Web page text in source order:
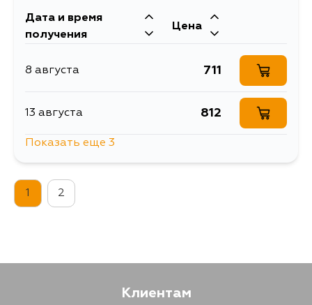
Дата и время
получения
Цена
8 августа 711
13 августа 812
15 августа
Показать еще 3
1 2
Клиентам